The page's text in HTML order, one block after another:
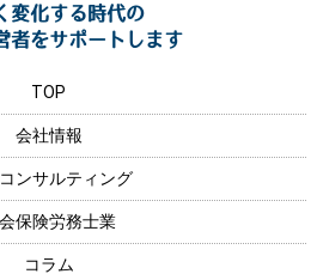
変化する時代の
者をサポートします
TOP
会社情報
ンサルティング
保険労務士業
コラム